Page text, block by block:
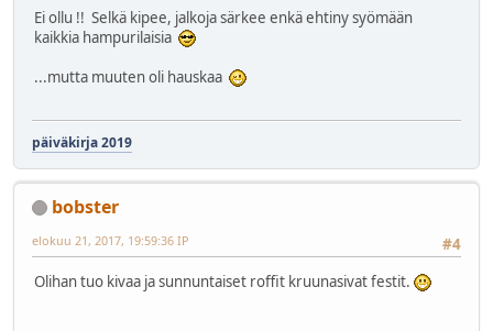
Ei ollu !! Selkä kipee, jalkoja särkee enkä ehtiny syömään
kaikkia hampurilaisia
...mutta muuten oli hauskaa
päiväkirja 2019
bobster
#4
elokuu 21, 2017, 19:59:36 IP
Olihan tuo kivaa ja sunnuntaiset roffit kruunasivat festit.